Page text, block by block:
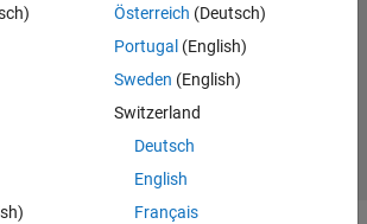
Österreich (Deutsch)
Portugal (English)
Sweden (English)
Switzerland
Deutsch
English
Français
MathWorks, Inc.